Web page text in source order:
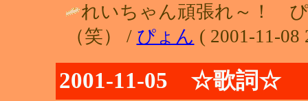
れいちゃん頑張れ～！
（笑） / ぴょん ( 2001-11-08
2001-11-05 ☆歌詞☆